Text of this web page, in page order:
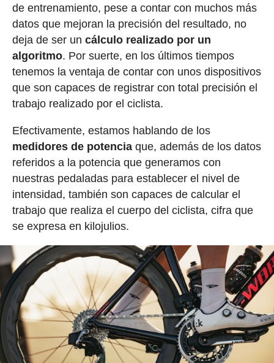
de entrenamiento, pese a contar con muchos más
datos que mejoran la precisión del resultado, no
deja de ser un cálculo realizado por un
algoritmo. Por suerte, en los últimos tiempos
tenemos la ventaja de contar con unos dispositivos
que son capaces de registrar con total precisión el
trabajo realizado por el ciclista.
Efectivamente, estamos hablando de los
medidores de potenciaque, además de los datos
referidos a la potencia que generamos con
nuestras pedaladas para establecer el nivel de
intensidad, también son capaces de calcular el
trabajo que realiza el cuerpo del ciclista, cifra que
se expresa en kilojulios.